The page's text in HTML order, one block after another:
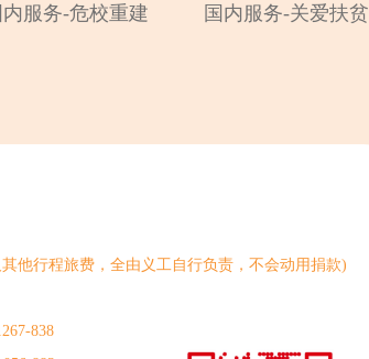
内服务-危校重建 国内服务-关爱扶贫
他行程旅费，全由义工自行负责，不会动用捐款)
838